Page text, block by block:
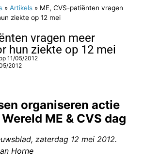
» Artikels » ME, CVS-patiënten vragen
ziekte op 12 mei
vragen meer
hun ziekte op 12 mei
11/05/2012
2012
organiseren actie
ME & CVS dag
zaterdag 12 mei 2012.
Horne